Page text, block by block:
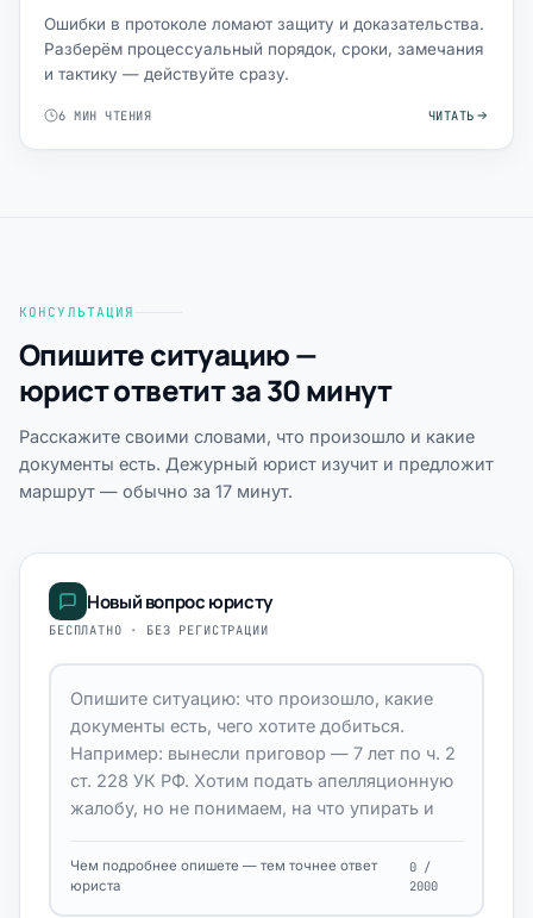
Ошибки в протоколе ломают защиту и доказательства.
Разберём процессуальный порядок, сроки, замечания
и тактику — действуйте сразу.
6 МИН ЧТЕНИЯ ЧИТАТЬ
КОНСУЛЬТАЦИЯ
Опишите ситуацию —
юрист ответит за 30 минут
Расскажите своими словами, что произошло и какие
документы есть. Дежурный юрист изучит и предложит
маршрут — обычно за 17 минут.
Новый вопрос юристу
БЕСПЛАТНО · БЕЗ РЕГИСТРАЦИИ
Чем подробнее опишете — тем точнее ответ
юриста
0 /
2000